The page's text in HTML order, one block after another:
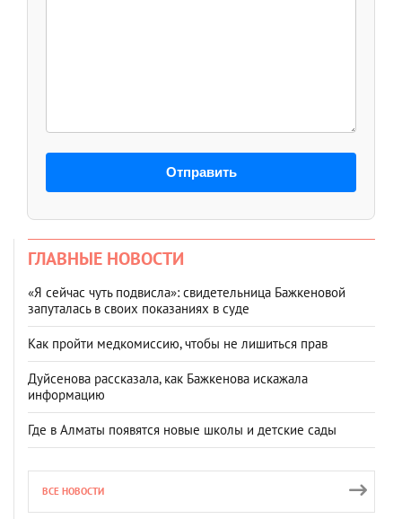
Отправить
ГЛАВНЫЕ НОВОСТИ
«Я сейчас чуть подвисла»: свидетельница Бажкеновой
запуталась в своих показаниях в суде
Как пройти медкомиссию, чтобы не лишиться прав
Дуйсенова рассказала, как Бажкенова искажала
информацию
Где в Алматы появятся новые школы и детские сады
ВСЕ НОВОСТИ